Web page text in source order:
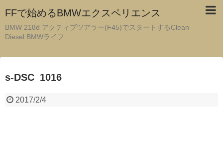
FFで始めるBMWエクスペリエンス
BMW 218d アクティブツアラー(F45)でスタートするClean
Diesel BMWライフ
s-DSC_1016
2017/2/4